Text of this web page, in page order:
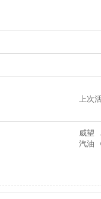
上次
威望
汽油